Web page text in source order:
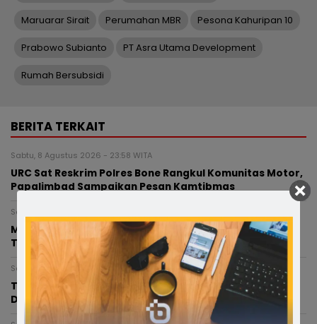
Maruarar Sirait Perumahan MBR Pesona Kahuripan 10
Prabowo Subianto PT Asra Utama Development
Rumah Bersubsidi
BERITA TERKAIT
Sabtu, 8 Agustus 2026 - 23:58 WITA
URC Sat Reskrim Polres Bone Rangkul Komunitas Motor,
Papalimbad Sampaikan Pesan Kamtibmas
Senin, 27 Juli 2026 - 12:59 WITA
Menguji Adrenalin di Air Terjun Maccading, Surga
Tersembunyi Bone yang Kini Diburu Pecinta Canyoning
Sabtu, 4 Juli 2026 - 17:38 WITA
Tradisi ‘Massari’ Tetap Lestari, Tuak Manis dan Gogos
Desa Lattekko Jadi Magnet Wisata Kuliner Bone